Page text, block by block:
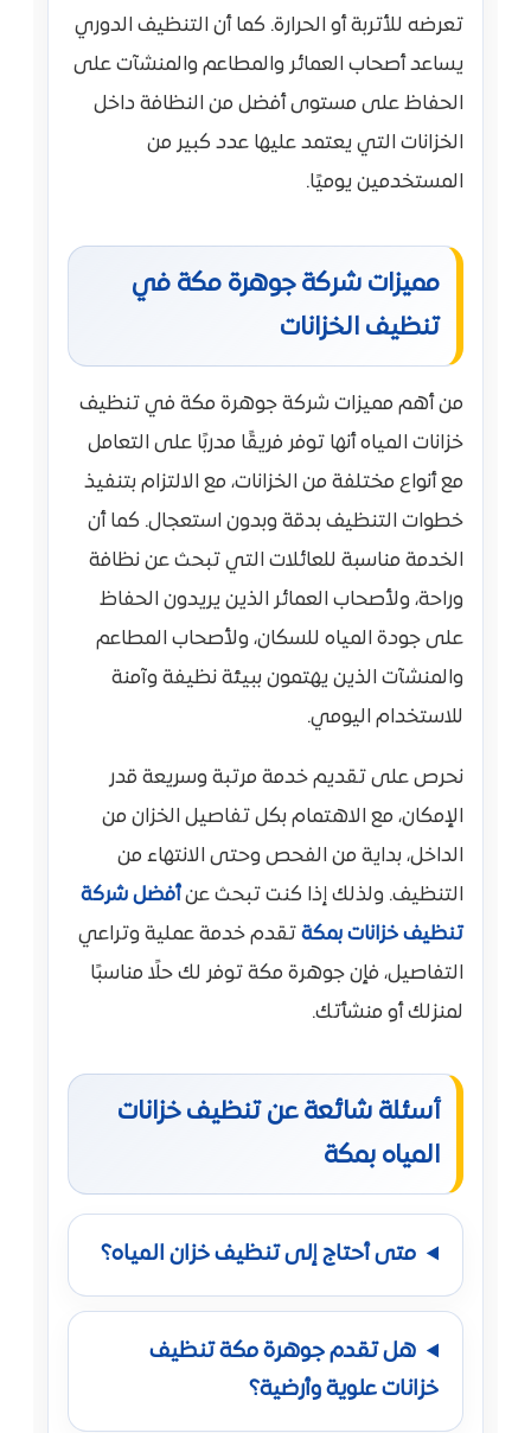
تعرضه للأتربة أو الحرارة. كما أن التنظيف الدوري
يساعد أصحاب العمائر والمطاعم والمنشآت على
الحفاظ على مستوى أفضل من النظافة داخل
الخزانات التي يعتمد عليها عدد كبير من
المستخدمين يوميًا.
مميزات شركة جوهرة مكة في
تنظيف الخزانات
من أهم مميزات شركة جوهرة مكة في تنظيف
خزانات المياه أنها توفر فريقًا مدربًا على التعامل
مع أنواع مختلفة من الخزانات، مع الالتزام بتنفيذ
خطوات التنظيف بدقة وبدون استعجال. كما أن
الخدمة مناسبة للعائلات التي تبحث عن نظافة
وراحة، ولأصحاب العمائر الذين يريدون الحفاظ
على جودة المياه للسكان، ولأصحاب المطاعم
والمنشآت الذين يهتمون ببيئة نظيفة وآمنة
للاستخدام اليومي.
نحرص على تقديم خدمة مرتبة وسريعة قدر
الإمكان، مع الاهتمام بكل تفاصيل الخزان من
الداخل، بداية من الفحص وحتى الانتهاء من
التنظيف. ولذلك إذا كنت تبحث عنأفضل شركة
تنظيف خزانات بمكة تقدم خدمة عملية وتراعي
التفاصيل، فإن جوهرة مكة توفر لك حلًا مناسبًا
لمنزلك أو منشأتك.
أسئلة شائعة عن تنظيف خزانات
المياه بمكة
متى أحتاج إلى تنظيف خزان المياه؟
هل تقدم جوهرة مكة تنظيف
خزانات علوية وأرضية؟